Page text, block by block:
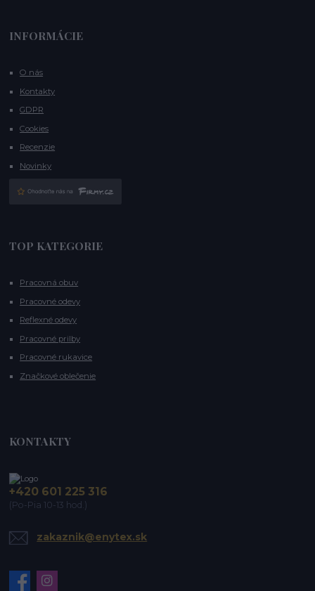
INFORMÁCIE
O nás
Kontakty
GDPR
Cookies
Recenzie
Novinky
TOP KATEGORIE
Pracovná obuv
Pracovné odevy
Reflexné odevy
Pracovné prilby
Pracovné rukavice
Značkové oblečenie
KONTAKTY
+420 601 225 316
(Po-Pia 10-13 hod.)
zakaznik@enytex.sk